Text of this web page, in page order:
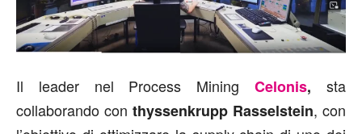
Il leader nel Process MiningCelonis, sta
collaborando con thyssenkrupp Rasselstein, con